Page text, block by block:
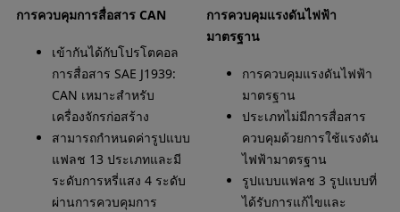
การควบคุมการสื่อสาร CAN
เข้ากันได้กับโปรโตคอล
การสื่อสาร SAE J1939:
CAN เหมาะสำหรับ
เครื่องจักรก่อสร้าง
สามารถกำหนดค่ารูปแบบ
แฟลช 13 ประเภทและมี
ระดับการหรี่แสง 4 ระดับ
ผ่านการควบคุมการ
การควบคุมแรงดันไฟฟ้า
มาตรฐาน
การควบคุมแรงดันไฟฟ้า
มาตรฐาน
ประเภทไม่มีการสื่อสาร
ควบคุมด้วยการใช้แรงดัน
ไฟฟ้ามาตรฐาน
รูปแบบแฟลช 3 รูปแบบที่
ได้รับการแก้ไขและ